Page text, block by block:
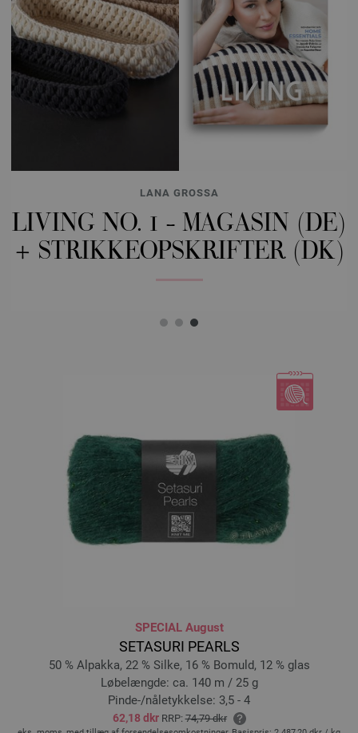
LANA GROSSA
LIVING NO. 1 - MAGASIN (DE)
+ STRIKKEOPSKRIFTER (DK)
SPECIAL August
SETASURI PEARLS
50 % Alpakka, 22 % Silke, 16 % Bomuld, 12 % glas
Løbelængde: ca. 140 m / 25 g
Pinde-/nåletykkelse: 3,5 - 4
62,18 dkr RRP:74,79 dkr